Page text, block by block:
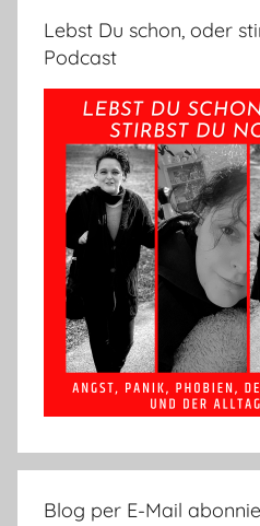
Lebst Du schon, oder
Podcast
Blog per E-Mail